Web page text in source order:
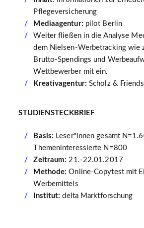
Pflegeversicherung
Mediaagentur: pilot Berlin
Weiter fließen in die Analyse
dem Nielsen-Werbetracking wie
Brutto-Spendings und
Wettbewerber mit ein.
Kreativagentur: Scholz &
STUDIENSTECKBRIEF
Basis: Leser*innen gesamt
Themeninteressierte N=800
Zeitraum: 21.-22.01.2017
Methode: Online-Copytest mit
Werbemittels
Institut: delta Marktforschung